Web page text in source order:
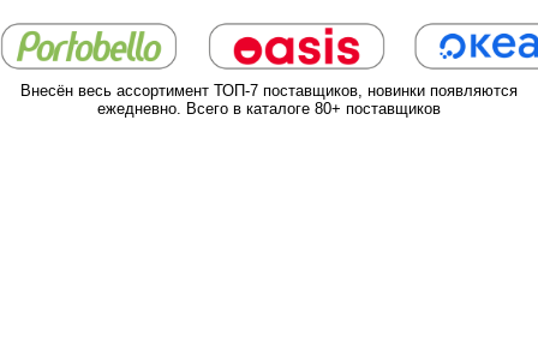
Внесён весь ассортимент ТОП-7 поставщиков, новинки появляются
ежедневно. Всего в каталоге 80+ поставщиков